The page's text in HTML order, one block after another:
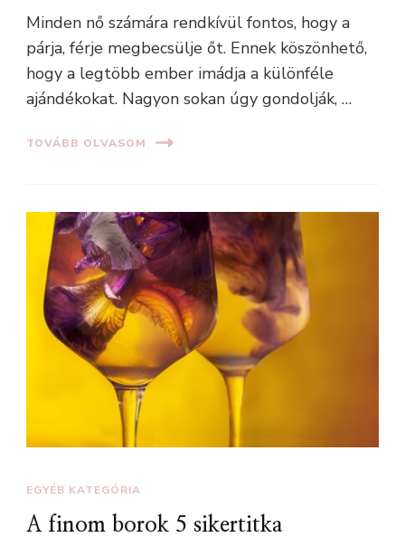
Minden nő számára rendkívül fontos, hogy a
párja, férje megbecsülje őt. Ennek köszönhető,
hogy a legtöbb ember imádja a különféle
ajándékokat. Nagyon sokan úgy gondolják, …
TOVÁBB OLVASOM
EGYÉB KATEGÓRIA
A finom borok 5 sikertitka